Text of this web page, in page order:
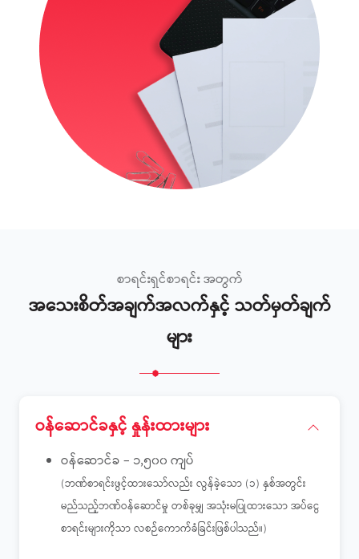
စာရင်းရှင်စာရင်း အတွက်
အသေးစိတ်အချက်အလက်နှင့် သတ်မှတ်ချက်
များ
ဝန်ဆောင်ခနှင့် နှုန်းထားများ
ဝန်ဆောင်ခ – ၁,၅၀၀ ကျပ်
(ဘဏ်စာရင်းဖွင့်ထားသော်လည်း လွန်ခဲ့သော (၁) နှစ်အတွင်း
မည်သည့်ဘဏ်ဝန်ဆောင်မှု တစ်ခုမျှ အသုံးမပြုထားသော အပ်ငွေ
စာရင်းများကိုသာ လစဉ်ကောက်ခံခြင်းဖြစ်ပါသည်။)